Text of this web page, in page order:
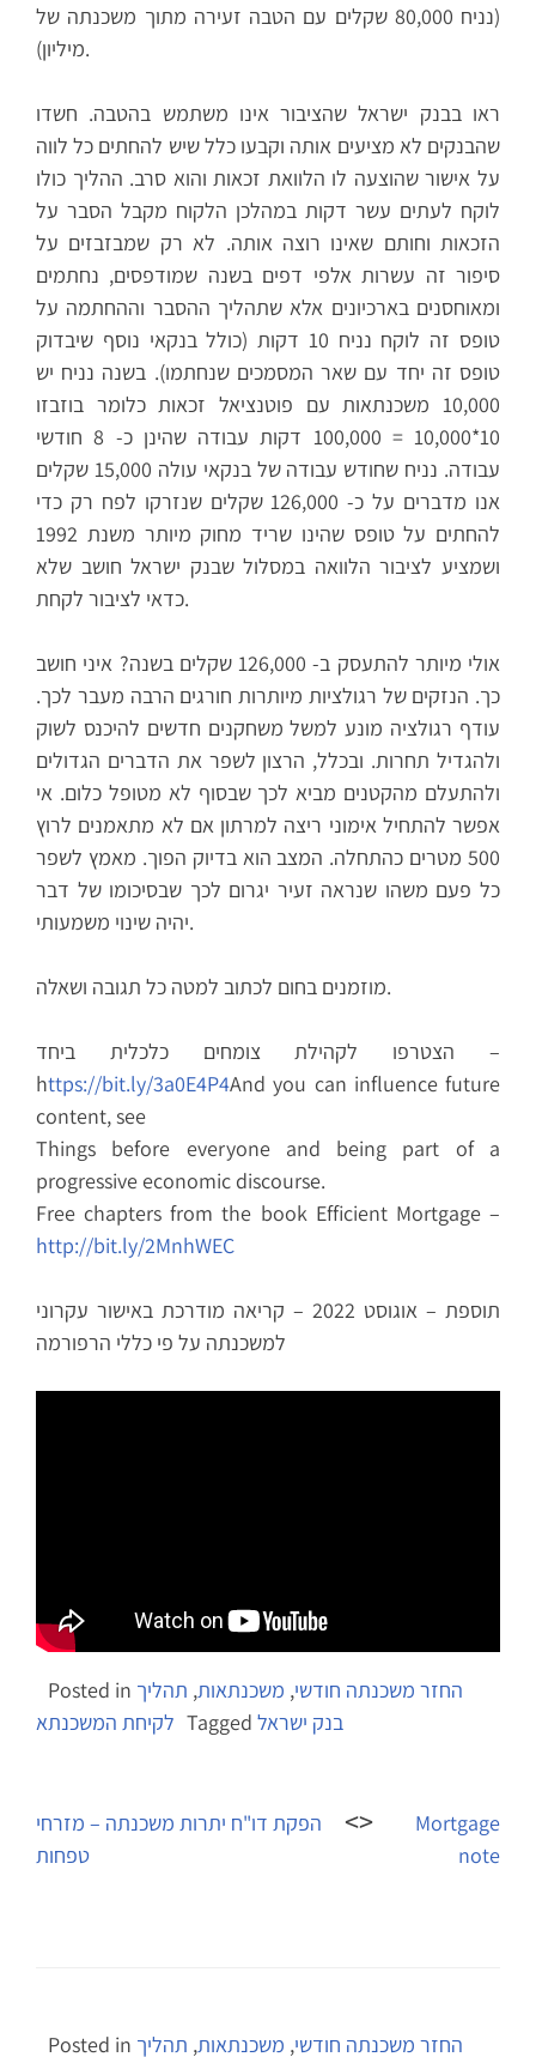
(נניח 80,000 שקלים עם הטבה זעירה מתוך משכנתה של
מיליון).
ראו בבנק ישראל שהציבור אינו משתמש בהטבה. חשדו
שהבנקים לא מציעים אותה וקבעו כלל שיש להחתים כל לווה
על אישור שהוצעה לו הלוואת זכאות והוא סרב. ההליך כולו
לוקח לעתים עשר דקות במהלכן הלקוח מקבל הסבר על
הזכאות וחותם שאינו רוצה אותה. לא רק שמבזבזים על
סיפור זה עשרות אלפי דפים בשנה שמודפסים, נחתמים
ומאוחסנים בארכיונים אלא שתהליך ההסבר וההחתמה על
טופס זה לוקח נניח 10 דקות (כולל בנקאי נוסף שיבדוק
טופס זה יחד עם שאר המסמכים שנחתמו). בשנה נניח יש
10,000 משכנתאות עם פוטנציאל זכאות כלומר בוזבזו
10*10,000 = 100,000 דקות עבודה שהינן כ- 8 חודשי
עבודה. נניח שחודש עבודה של בנקאי עולה 15,000 שקלים
אנו מדברים על כ- 126,000 שקלים שנזרקו לפח רק כדי
להחתים על טופס שהינו שריד מחוק מיותר משנת 1992
ושמציע לציבור הלוואה במסלול שבנק ישראל חושב שלא
כדאי לציבור לקחת.
אולי מיותר להתעסק ב- 126,000 שקלים בשנה? איני חושב
כך. הנזקים של רגולציות מיותרות חורגים הרבה מעבר לכך.
עודף רגולציה מונע למשל משחקנים חדשים להיכנס לשוק
ולהגדיל תחרות. ובכלל, הרצון לשפר את הדברים הגדולים
ולהתעלם מהקטנים מביא לכך שבסוף לא מטופל כלום. אי
אפשר להתחיל אימוני ריצה למרתון אם לא מתאמנים לרוץ
500 מטרים כהתחלה. המצב הוא בדיוק הפוך. מאמץ לשפר
כל פעם משהו שנראה זעיר יגרום לכך שבסיכומו של דבר
יהיה שינוי משמעותי.
מוזמנים בחום לכתוב למטה כל תגובה ושאלה.
הצטרפו לקהילת צומחים כלכלית ביחד –
https://bit.ly/3a0E4P4And you can influence future
content, see
Things before everyone and being part of a
progressive economic discourse.
Free chapters from the book Efficient Mortgage –
http://bit.ly/2MnhWEC​
תוספת – אוגוסט 2022 – קריאה מודרכת באישור עקרוני
למשכנתה על פי כללי הרפורמה
Posted in החזר משכנתה חודשי, משכנתאות, תהליך
לקיחת המשכנתא Tagged בנק ישראל
navigation
הפקת דו"ח יתרות משכנתה – מזרחי
טפחות
Mortgage
note
Posted in החזר משכנתה חודשי, משכנתאות, תהליך